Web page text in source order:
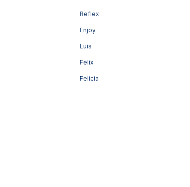
Reflex
Enjoy
Luis
Felix
Felicia